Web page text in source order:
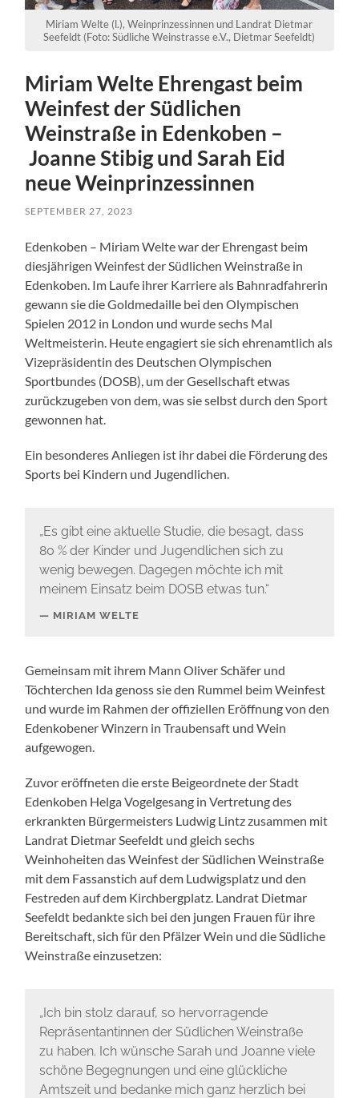
Miriam Welte (l.), Weinprinzessinnen und Landrat Dietmar
Seefeldt (Foto: Südliche Weinstrasse e.V., Dietmar Seefeldt)
Miriam Welte Ehrengast beim
Weinfest der Südlichen
Weinstraße in Edenkoben –
Joanne Stibig und Sarah Eid
neue Weinprinzessinnen
SEPTEMBER 27, 2023
Edenkoben – Miriam Welte war der Ehrengast beim
diesjährigen Weinfest der Südlichen Weinstraße in
Edenkoben. Im Laufe ihrer Karriere als Bahnradfahrerin
gewann sie die Goldmedaille bei den Olympischen
Spielen 2012 in London und wurde sechs Mal
Weltmeisterin. Heute engagiert sie sich ehrenamtlich als
Vizepräsidentin des Deutschen Olympischen
Sportbundes (DOSB), um der Gesellschaft etwas
zurückzugeben von dem, was sie selbst durch den Sport
gewonnen hat.
Ein besonderes Anliegen ist ihr dabei die Förderung des
Sports bei Kindern und Jugendlichen.
„Es gibt eine aktuelle Studie, die besagt, dass
80 % der Kinder und Jugendlichen sich zu
wenig bewegen. Dagegen möchte ich mit
meinem Einsatz beim DOSB etwas tun.“
MIRIAM WELTE
Gemeinsam mit ihrem Mann Oliver Schäfer und
Töchterchen Ida genoss sie den Rummel beim Weinfest
und wurde im Rahmen der offiziellen Eröffnung von den
Edenkobener Winzern in Traubensaft und Wein
aufgewogen.
Zuvor eröffneten die erste Beigeordnete der Stadt
Edenkoben Helga Vogelgesang in Vertretung des
erkrankten Bürgermeisters Ludwig Lintz zusammen mit
Landrat Dietmar Seefeldt und gleich sechs
Weinhoheiten das Weinfest der Südlichen Weinstraße
mit dem Fassanstich auf dem Ludwigsplatz und den
Festreden auf dem Kirchbergplatz. Landrat Dietmar
Seefeldt bedankte sich bei den jungen Frauen für ihre
Bereitschaft, sich für den Pfälzer Wein und die Südliche
Weinstraße einzusetzen:
„Ich bin stolz darauf, so hervorragende
Repräsentantinnen der Südlichen Weinstraße
zu haben. Ich wünsche Sarah und Joanne viele
schöne Begegnungen und eine glückliche
Amtszeit und bedanke mich ganz herzlich bei